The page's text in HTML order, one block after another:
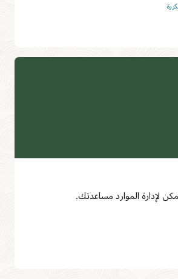
لإدارة الموارد مساعدتك.